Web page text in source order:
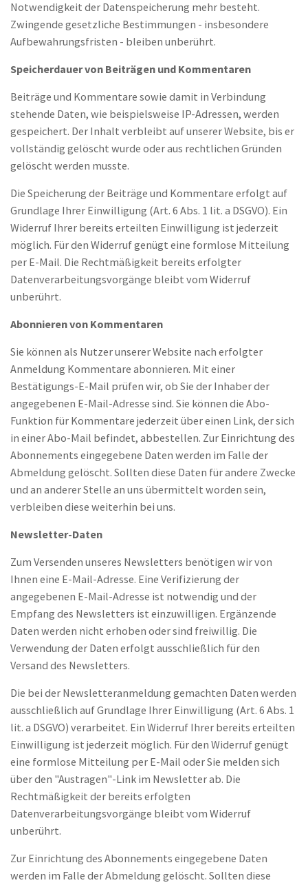
Notwendigkeit der Datenspeicherung mehr besteht.
Zwingende gesetzliche Bestimmungen - insbesondere
Aufbewahrungsfristen - bleiben unberührt.
Speicherdauer von Beiträgen und Kommentaren
Beiträge und Kommentare sowie damit in Verbindung
stehende Daten, wie beispielsweise IP-Adressen, werden
gespeichert. Der Inhalt verbleibt auf unserer Website, bis er
vollständig gelöscht wurde oder aus rechtlichen Gründen
gelöscht werden musste.
Die Speicherung der Beiträge und Kommentare erfolgt auf
Grundlage Ihrer Einwilligung (Art. 6 Abs. 1 lit. a DSGVO). Ein
Widerruf Ihrer bereits erteilten Einwilligung ist jederzeit
möglich. Für den Widerruf genügt eine formlose Mitteilung
per E-Mail. Die Rechtmäßigkeit bereits erfolgter
Datenverarbeitungsvorgänge bleibt vom Widerruf
unberührt.
Abonnieren von Kommentaren
Sie können als Nutzer unserer Website nach erfolgter
Anmeldung Kommentare abonnieren. Mit einer
Bestätigungs-E-Mail prüfen wir, ob Sie der Inhaber der
angegebenen E-Mail-Adresse sind. Sie können die Abo-
Funktion für Kommentare jederzeit über einen Link, der sich
in einer Abo-Mail befindet, abbestellen. Zur Einrichtung des
Abonnements eingegebene Daten werden im Falle der
Abmeldung gelöscht. Sollten diese Daten für andere Zwecke
und an anderer Stelle an uns übermittelt worden sein,
verbleiben diese weiterhin bei uns.
Newsletter-Daten
Zum Versenden unseres Newsletters benötigen wir von
Ihnen eine E-Mail-Adresse. Eine Verifizierung der
angegebenen E-Mail-Adresse ist notwendig und der
Empfang des Newsletters ist einzuwilligen. Ergänzende
Daten werden nicht erhoben oder sind freiwillig. Die
Verwendung der Daten erfolgt ausschließlich für den
Versand des Newsletters.
Die bei der Newsletteranmeldung gemachten Daten werden
ausschließlich auf Grundlage Ihrer Einwilligung (Art. 6 Abs. 1
lit. a DSGVO) verarbeitet. Ein Widerruf Ihrer bereits erteilten
Einwilligung ist jederzeit möglich. Für den Widerruf genügt
eine formlose Mitteilung per E-Mail oder Sie melden sich
über den "Austragen"-Link im Newsletter ab. Die
Rechtmäßigkeit der bereits erfolgten
Datenverarbeitungsvorgänge bleibt vom Widerruf
unberührt.
Zur Einrichtung des Abonnements eingegebene Daten
werden im Falle der Abmeldung gelöscht. Sollten diese